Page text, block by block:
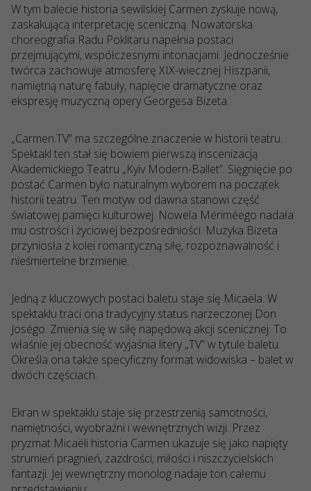
W tym balecie historia sewilskiej Carmen zyskuje nową,
zaskakującą interpretację sceniczną. Nowatorska
choreografia Radu Poklitaru napełnia postaci
przejmującymi, współczesnymi intonacjami. Jednocześnie
twórca zachowuje atmosferę XIX-wiecznej Hiszpanii,
namiętną naturę fabuły, napięcie dramatyczne oraz
ekspresję muzyczną opery Georgesa Bizeta.
„Carmen.TV” ma szczególne znaczenie w historii teatru.
Spektakl ten stał się bowiem pierwszą inscenizacją
Akademickiego Teatru „Kyiv Modern-Ballet”. Sięgnięcie po
postać Carmen było naturalnym wyborem na początek
historii teatru. Ten motyw od dawna stanowi część
światowej pamięci kulturowej. Nowela Mériméego nadała
mu ostrości i życiowej bezpośredniości. Muzyka Bizeta
przyniosła z kolei romantyczną siłę, rozpoznawalność i
nieśmiertelne brzmienie.
Jedną z kluczowych postaci baletu staje się Micaëla. W
spektaklu traci ona tradycyjny status narzeczonej Don
Joségo. Zmienia się w siłę napędową akcji scenicznej. To
właśnie jej obecność wyjaśnia litery „TV” w tytule baletu.
Określa ona także specyficzny format widowiska – balet w
dwóch częściach.
Ekran w spektaklu staje się przestrzenią samotności,
namiętności, wyobraźni i wewnętrznych wizji. Przez
pryzmat Micaëli historia Carmen ukazuje się jako napięty
strumień pragnień, zazdrości, miłości i niszczycielskich
fantazji. Jej wewnętrzny monolog nadaje ton całemu